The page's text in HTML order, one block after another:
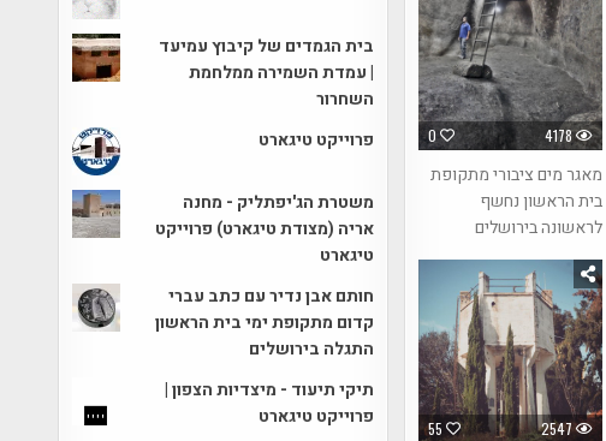
0 4178
מאגר מים ציבורי מתקופת
בית הראשון נחשף
לראשונה בירושלים
55 2547
בית הגמדים של קיבוץ עמיעד
| עמדת השמירה ממלחמת
השחרור
פרוייקט טיגארט
משטרת הג'יפתליק - מחנה
אריה (מצודת טיגארט) פרוייקט
טיגארט
חותם אבן נדיר עם כתב עברי
קדום מתקופת ימי בית הראשון
התגלה בירושלים
תיקי תיעוד - מיצדיות הצפון |
פרוייקט טיגארט